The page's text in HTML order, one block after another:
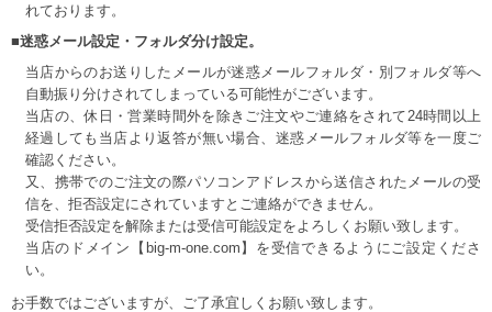
れております。
■迷惑メール設定・フォルダ分け設定。
当店からのお送りしたメールが迷惑メールフォルダ・別フォルダ等へ
自動振り分けされてしまっている可能性がございます。
当店の、休日・営業時間外を除きご注文やご連絡をされて24時間以上
経過しても当店より返答が無い場合、迷惑メールフォルダ等を一度ご
確認ください。
又、携帯でのご注文の際パソコンアドレスから送信されたメールの受
信を、拒否設定にされていますとご連絡ができません。
受信拒否設定を解除または受信可能設定をよろしくお願い致します。
当店のドメイン【big-m-one.com】を受信できるようにご設定くださ
い。
お手数ではございますが、ご了承宜しくお願い致します。